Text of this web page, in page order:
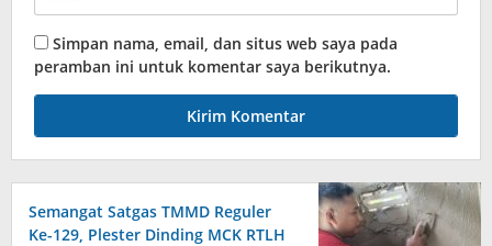
Simpan nama, email, dan situs web saya pada
peramban ini untuk komentar saya berikutnya.
Semangat Satgas TMMD Reguler
Ke-129, Plester Dinding MCK RTLH